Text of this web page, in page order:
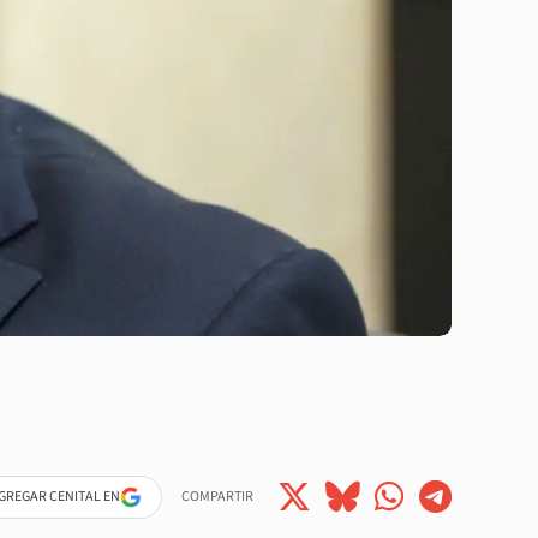
CENITAL EN COMPARTIR